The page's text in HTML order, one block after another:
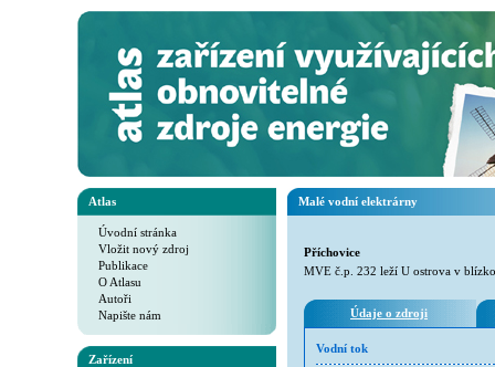
Atlas
Úvodní stránka
Vložit nový zdroj
Publikace
O Atlasu
Autoři
Napište nám
Zařízení
Malé vodní elektrárny
Příchovice
MVE č.p. 232 leží U ostrova v
Údaje o zdroji
Vodní tok